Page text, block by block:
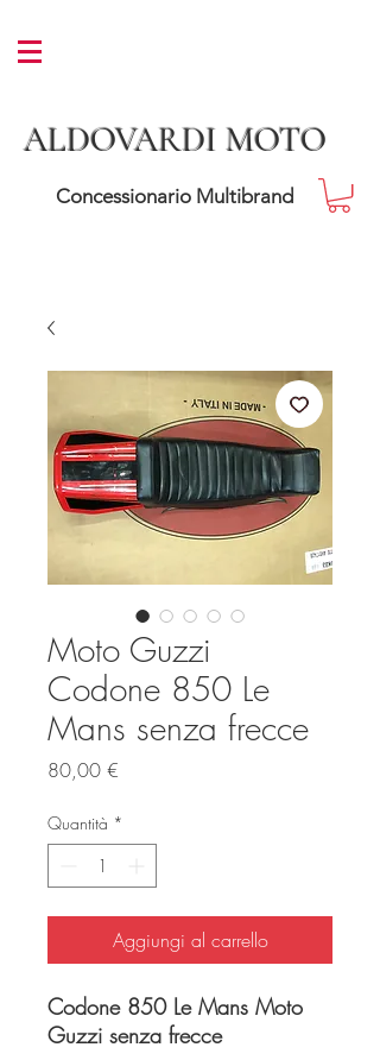
ALDOVARDI MOTO
Concessionario Multibrand
Moto Guzzi
Codone 850 Le
Mans senza frecce
80,00 €
Quantità *
Aggiungi al carrello
Codone 850 Le Mans Moto
Guzzi senza frecce